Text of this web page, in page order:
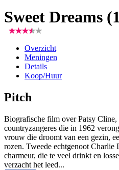
Sweet Dreams
Overzicht
Meningen
Details
Koop/Huur
Pitch
Biografische film over Patsy Cline,
countryzangeres die in 1962
vrouw die droomt van een gezin,
rozen. Tweede echtgenoot
charmeur, die te veel drinkt en
verzacht het leed...